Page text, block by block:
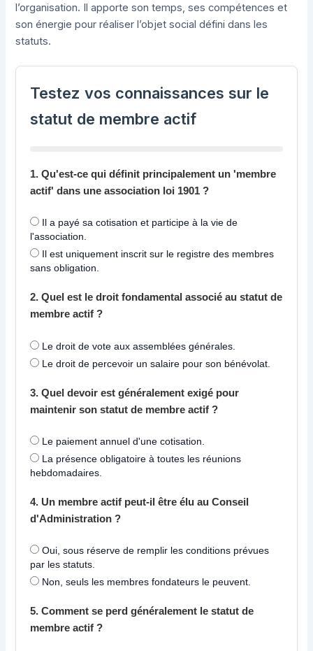
l’organisation. Il apporte son temps, ses compétences et
son énergie pour réaliser l’objet social défini dans les
statuts.
Testez vos connaissances sur le
statut de membre actif
1. Qu'est-ce qui définit principalement un 'membre
actif' dans une association loi 1901 ?
Il a payé sa cotisation et participe à la vie de
l'association.
Il est uniquement inscrit sur le registre des membres
sans obligation.
2. Quel est le droit fondamental associé au statut de
membre actif ?
Le droit de vote aux assemblées générales.
Le droit de percevoir un salaire pour son bénévolat.
3. Quel devoir est généralement exigé pour
maintenir son statut de membre actif ?
Le paiement annuel d'une cotisation.
La présence obligatoire à toutes les réunions
hebdomadaires.
4. Un membre actif peut-il être élu au Conseil
d'Administration ?
Oui, sous réserve de remplir les conditions prévues
par les statuts.
Non, seuls les membres fondateurs le peuvent.
5. Comment se perd généralement le statut de
membre actif ?